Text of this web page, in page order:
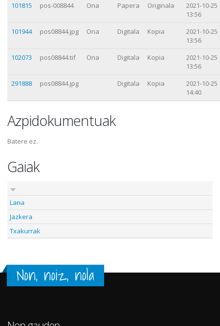
101815
pos-008844 Ona Papera Originala
2021-10-25
13:56
101944
pos08844.jpg Ona Digitala Kopia
2021-10-25
13:56
102073
pos08844.tif Ona Digitala Kopia
2021-10-25
13:56
291888
pos08844.jpg Digitala Kopia
2021-10-25
14:40
Azpidokumentuak
Batere ez.
Gaiak
Lana
Jazkera
Txakurrak
Non, noiz, nola